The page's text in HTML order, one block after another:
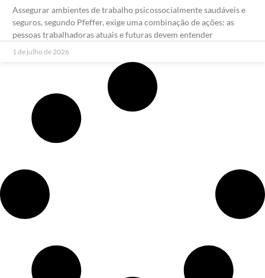
Assegurar ambientes de trabalho psicossocialmente saudáveis e
seguros, segundo Pfeffer, exige uma combinação de ações: as
pessoas trabalhadoras atuais e futuras devem entender
1 de julho de 2026